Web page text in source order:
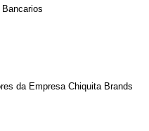
da Empresa Chiquita Brands